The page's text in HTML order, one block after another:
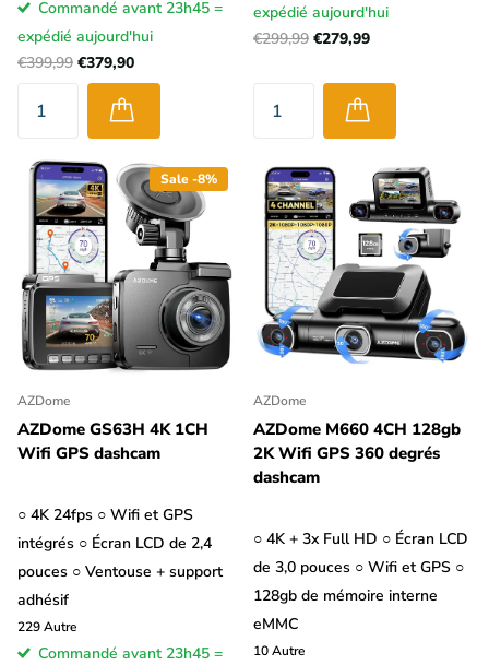
Commandé avant 23h45 =
expédié aujourd'hui
€399,99 €379,90
expédié aujourd'hui
€299,99 €279,99
Sale -8%
AZDome
AZDome GS63H 4K 1CH
Wifi GPS dashcam
○ 4K 24fps ○ Wifi et GPS
intégrés ○ Écran LCD de 2,4
pouces ○ Ventouse + support
adhésif
229Autre
Commandé avant 23h45 =
AZDome
AZDome M660 4CH 128gb
2K Wifi GPS 360 degrés
dashcam
○ 4K + 3x Full HD ○ Écran LCD
de 3,0 pouces ○ Wifi et GPS ○
128gb de mémoire interne
eMMC
10Autre